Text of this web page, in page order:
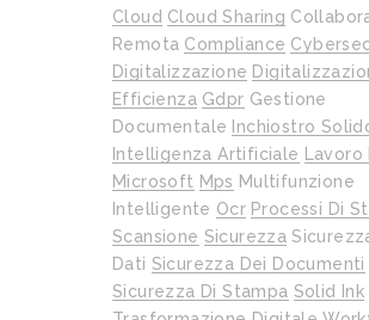
Cloud Cloud Sharing
Remota Compliance
Digitalizzazione
Efficienza Gdpr Gestione
Documentale
Inchiostro
Intelligenza Artificiale
Microsoft Mps Multifunzione
Intelligente Ocr Processi Di
Scansione Sicurezza
Dati Sicurezza Dei Documenti
Sicurezza Di Stampa Solid Ink